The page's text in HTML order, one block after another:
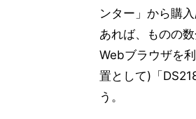
ンター」から購
あれば、ものの
Webブラウザを
置として)「
う。